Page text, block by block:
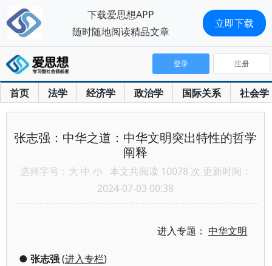
首页 法学 经济学 政治学 国际关系 社会学
登录 注册
张志强：中华之道：中华文明突出特性的哲学
阐释
选择字号： 大 中 小 本文共阅读 10078 次 更新时间：
2024-07-03 00:38
进入专题：中华文明
● 张志强(进入专栏)
下载爱思想APP
随时随地阅读精品文章
立即下载